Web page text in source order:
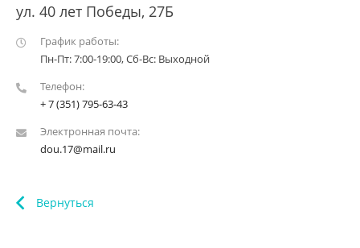
ул. 40 лет Победы, 27Б
График работы:
Пн-Пт: 7:00-19:00, Cб-Вс: Выходной
Телефон:
+ 7 (351) 795-63-43
Электронная почта:
dou.17@mail.ru
Вернуться